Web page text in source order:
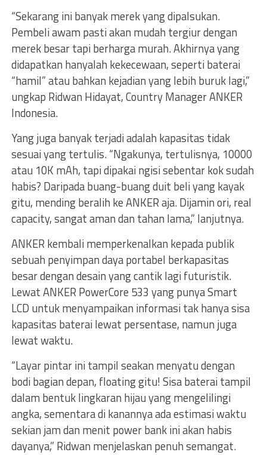
“Sekarang ini banyak merek yang dipalsukan.
Pembeli awam pasti akan mudah tergiur dengan
merek besar tapi berharga murah. Akhirnya yang
didapatkan hanyalah kekecewaan, seperti baterai
“hamil” atau bahkan kejadian yang lebih buruk lagi,”
ungkap Ridwan Hidayat, Country Manager ANKER
Indonesia.
Yang juga banyak terjadi adalah kapasitas tidak
sesuai yang tertulis. “Ngakunya, tertulisnya, 10000
atau 10K mAh, tapi dipakai ngisi sebentar kok sudah
habis? Daripada buang-buang duit beli yang kayak
gitu, mending beralih ke ANKER aja. Dijamin ori, real
capacity, sangat aman dan tahan lama,” lanjutnya.
ANKER kembali memperkenalkan kepada publik
sebuah penyimpan daya portabel berkapasitas
besar dengan desain yang cantik lagi futuristik.
Lewat ANKER PowerCore 533 yang punya Smart
LCD untuk menyampaikan informasi tak hanya sisa
kapasitas baterai lewat persentase, namun juga
lewat waktu.
“Layar pintar ini tampil seakan menyatu dengan
bodi bagian depan, floating gitu! Sisa baterai tampil
dalam bentuk lingkaran hijau yang mengelilingi
angka, sementara di kanannya ada estimasi waktu
sekian jam dan menit power bank ini akan habis
dayanya,” Ridwan menjelaskan penuh semangat.